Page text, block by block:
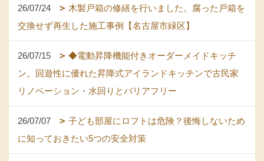
26/07/24
木製戸箱の修繕を行いました。腐った戸箱を
交換せず再生した施工事例【名古屋市緑区】
26/07/15
◆電動昇降機能付きオーダーメイドキッチ
ン。回遊性に優れた昇降式アイランドキッチンで古民家
リノベーション・水回りとバリアフリー
26/07/07
子ども部屋にロフトは危険？後悔しないため
に知っておきたい5つの安全対策